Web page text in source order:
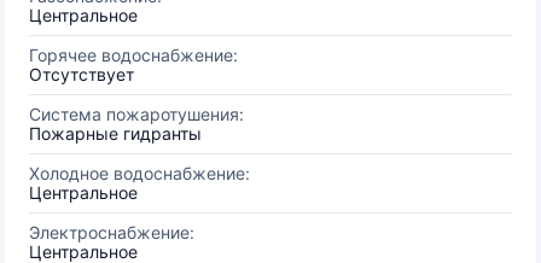
Центральное
Горячее водоснабжение:
Отсутствует
Система пожаротушения:
Пожарные гидранты
Холодное водоснабжение:
Центральное
Электроснабжение:
Центральное